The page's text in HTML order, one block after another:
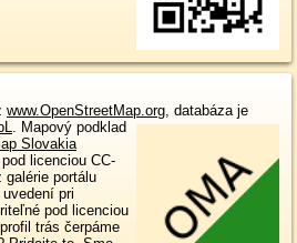
www.OpenStreetMap.org, databáza je
. Mapový podklad
Slovakia
licenciou CC-
galérie portálu
pri
pod licenciou
trás čerpáme